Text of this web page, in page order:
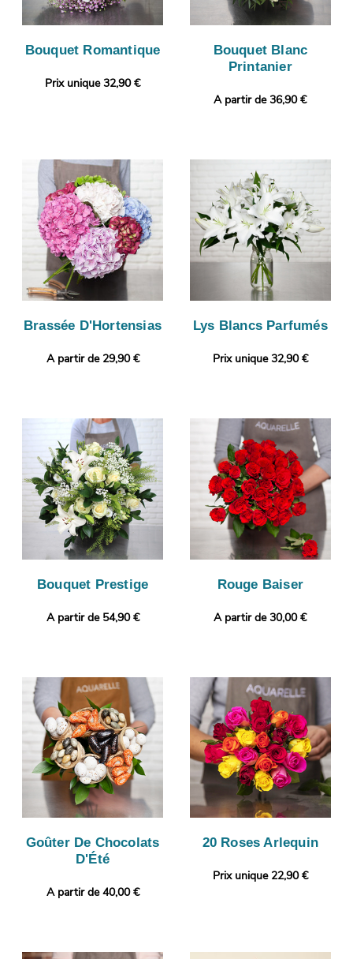
Bouquet Romantique
Prix unique 32,90 €
Bouquet Blanc
Printanier
A partir de 36,90 €
Brassée D'Hortensias
A partir de 29,90 €
Lys Blancs Parfumés
Prix unique 32,90 €
Bouquet Prestige
A partir de 54,90 €
Rouge Baiser
A partir de 30,00 €
Goûter De Chocolats
D'Été
A partir de 40,00 €
20 Roses Arlequin
Prix unique 22,90 €